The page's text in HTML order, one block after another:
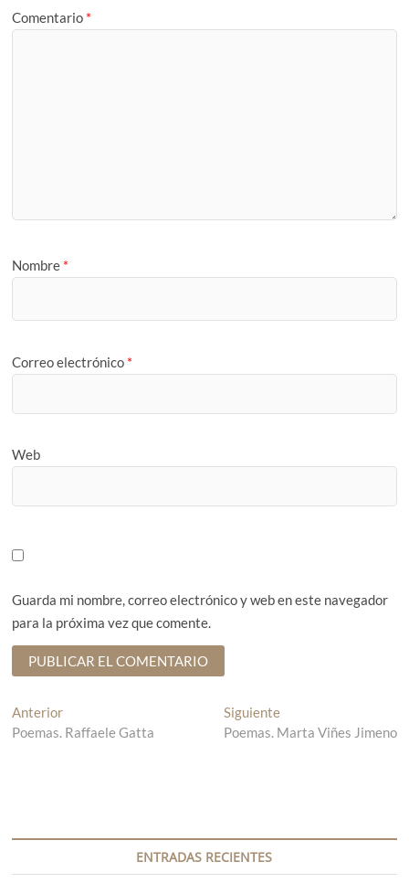
Comentario *
Nombre *
Correo electrónico *
Web
Guarda mi nombre, correo electrónico y web en este navegador
para la próxima vez que comente.
N
a
g
Anterior
n
n
Poemas. Raffaele Gatta
SiguienteE
n
i
Poemas. Marta Viñes Jimeno
ENTRADAS RECIENTES